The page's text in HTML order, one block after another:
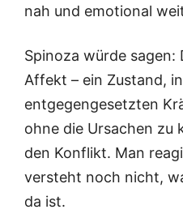
nah und emo­tio­nal
Spi­no­za wür­de sagen:
Affekt – ein Zustand,
ent­ge­gen­ge­setz­ten
ohne die Ursa­chen zu
den Kon­flikt. Man
ver­steht noch nicht,
da ist.